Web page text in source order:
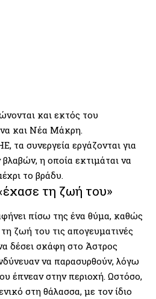
και εκτός του
και Νέα Μάκρη.
συνεργεία εργάζονται για
η οποία εκτιμάται να
το βράδυ.
τη ζωή του»
πίσω της ένα θύμα, καθώς
ζωή του τις απογευματινές
δέσει σκάφη στο Άστρος
να παρασυρθούν, λόγω
έπνεαν στην περιοχή. Ωστόσο,
στη θάλασσα, με τον ίδιο